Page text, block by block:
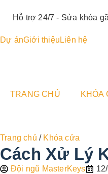
Hỗ trợ 24/7 - Sửa khóa
Dự ánGiới thiệu Liên hệ
TRANG CHỦ KHÓA
Trang chủ / Khóa cửa
Cách Xử Lý
Đội ngũ MasterKeys